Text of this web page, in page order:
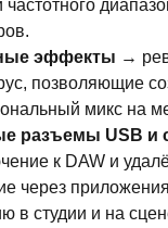
частотного
эффекты →
позволяющие
микс на
разъемы USB и
к DAW и
через
в студии и на